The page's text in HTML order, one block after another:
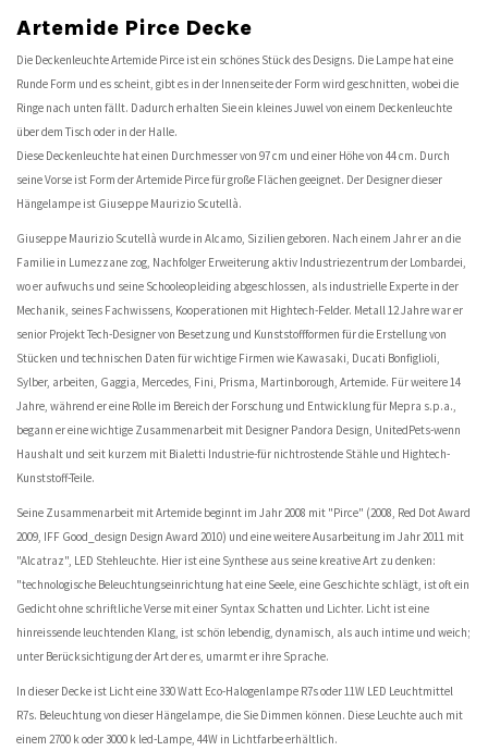
Artemide Pirce Decke
Die Deckenleuchte Artemide Pirce ist ein schönes Stück des Designs. Die Lampe hat eine
Runde Form und es scheint, gibt es in der Innenseite der Form wird geschnitten, wobei die
Ringe nach unten fällt. Dadurch erhalten Sie ein kleines Juwel von einem Deckenleuchte
über dem Tisch oder in der Halle.
Diese Deckenleuchte hat einen Durchmesser von 97 cm und einer Höhe von 44 cm. Durch
seine Vorse ist Form der Artemide Pirce für große Flächen geeignet. Der Designer dieser
Hängelampe ist Giuseppe Maurizio Scutellà.
Giuseppe Maurizio Scutellà wurde in Alcamo, Sizilien geboren. Nach einem Jahr er an die
Familie in Lumezzane zog, Nachfolger Erweiterung aktiv Industriezentrum der Lombardei,
wo er aufwuchs und seine Schooleopleiding abgeschlossen, als industrielle Experte in der
Mechanik, seines Fachwissens, Kooperationen mit Hightech-Felder. Metall 12 Jahre war er
senior Projekt Tech-Designer von Besetzung und Kunststoffformen für die Erstellung von
Stücken und technischen Daten für wichtige Firmen wie Kawasaki, Ducati Bonfiglioli,
Sylber, arbeiten, Gaggia, Mercedes, Fini, Prisma, Martinborough, Artemide. Für weitere 14
Jahre, während er eine Rolle im Bereich der Forschung und Entwicklung für Mepra s.p.a.,
begann er eine wichtige Zusammenarbeit mit Designer Pandora Design, UnitedPets-wenn
Haushalt und seit kurzem mit Bialetti Industrie-für nichtrostende Stähle und Hightech-
Kunststoff-Teile.
Seine Zusammenarbeit mit Artemide beginnt im Jahr 2008 mit "Pirce" (2008, Red Dot Award
2009, IFF Good_design Design Award 2010) und eine weitere Ausarbeitung im Jahr 2011 mit
"Alcatraz", LED Stehleuchte. Hier ist eine Synthese aus seine kreative Art zu denken:
"technologische Beleuchtungseinrichtung hat eine Seele, eine Geschichte schlägt, ist oft ein
Gedicht ohne schriftliche Verse mit einer Syntax Schatten und Lichter. Licht ist eine
hinreissende leuchtenden Klang, ist schön lebendig, dynamisch, als auch intime und weich;
unter Berücksichtigung der Art der es, umarmt er ihre Sprache.
In dieser Decke ist Licht eine 330 Watt Eco-Halogenlampe R7s oder 11W LED Leuchtmittel
R7s. Beleuchtung von dieser Hängelampe, die Sie Dimmen können. Diese Leuchte auch mit
einem 2700 k oder 3000 k led-Lampe, 44W in Lichtfarbe erhältlich.